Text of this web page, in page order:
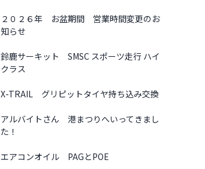
２０２６年 お盆期間 営業時間変更のお
知らせ
鈴鹿サーキット SMSC スポーツ走行 ハイ
クラス
X-TRAIL グリピットタイヤ持ち込み交換
アルバイトさん 港まつりへいってきまし
た！
エアコンオイル PAGとPOE